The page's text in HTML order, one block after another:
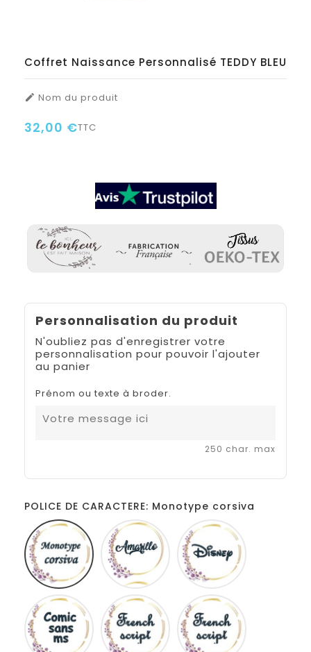
Coffret Naissance Personnalisé TEDDY BLEU
 Nom du produit
32,00 €TTC
Personnalisation du produit
N'oubliez pas d'enregistrer votre
personnalisation pour pouvoir l'ajouter
au panier
Prénom ou texte à broder.
250 char. max
POLICE DE CARACTERE: Monotype corsiva
Monotype
corsiva
Amarillo
Comic
sans
ms
French
script